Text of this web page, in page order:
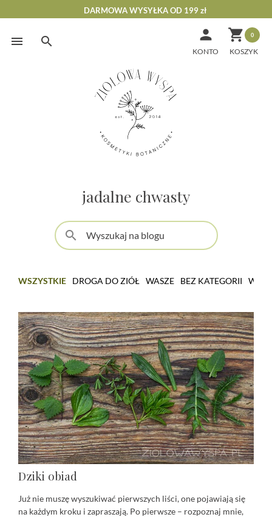
Skip
DARMOWA WYSYŁKA OD 199 zł
 0

KONTO
jadalne chwasty
search
WSZYSTKIE DROGA DO ZIÓŁ WASZE BEZ KATEGORII
Dziki obiad
Już nie muszę wyszukiwać pierwszych liści, one pojawiają się
na każdym kroku i zapraszają. Po pierwsze – rozpoznaj mnie,